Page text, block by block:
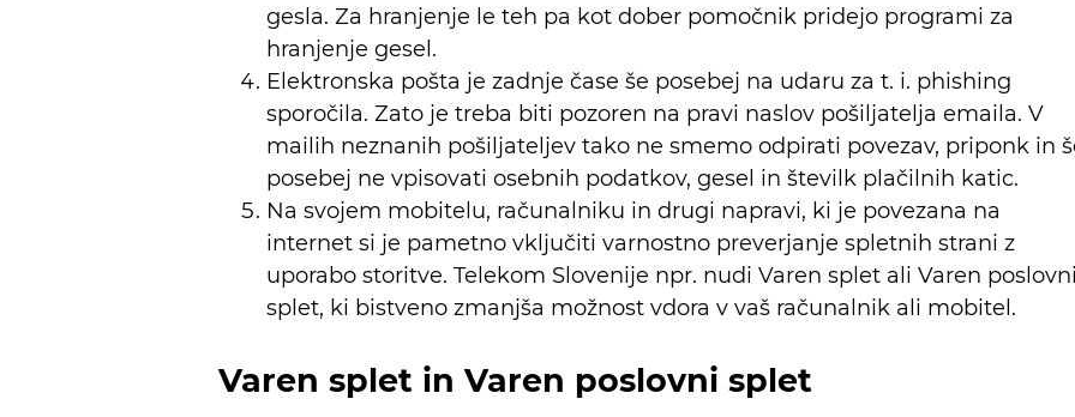
gesla. Za hranjenje le teh pa kot dober pomočnik pridejo programi za
hranjenje gesel.
Elektronska pošta je zadnje čase še posebej na udaru za t. i. phishing
sporočila. Zato je treba biti pozoren na pravi naslov pošiljatelja emaila. V
mailih neznanih pošiljateljev tako ne smemo odpirati povezav, priponk in
posebej ne vpisovati osebnih podatkov, gesel in številk plačilnih katic.
Na svojem mobitelu, računalniku in drugi napravi, ki je povezana na
internet si je pametno vključiti varnostno preverjanje spletnih strani z
uporabo storitve. Telekom Slovenije npr. nudi Varen splet ali Varen
splet, ki bistveno zmanjša možnost vdora v vaš računalnik ali mobitel.
Varen splet in Varen poslovni splet